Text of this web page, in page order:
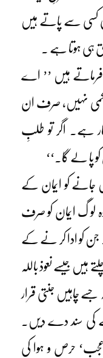
کسی سے پاتے ہیں
ہی ہوتا ہے ۔
فرماتے ہیں ’’ اے
کمی نہیں، صرف ان
ہے۔ اگر تو طلبِ
پا لے گا۔‘‘
جانے کو ایمان کے
گ ایمان کو صرف
جن کو ادا کر نے کے
ہیں جیسے نعوذ باللہ
چاہیں جنتی قرار
کی سند دے دیں۔
عجب‘ حرص و ہوا کی